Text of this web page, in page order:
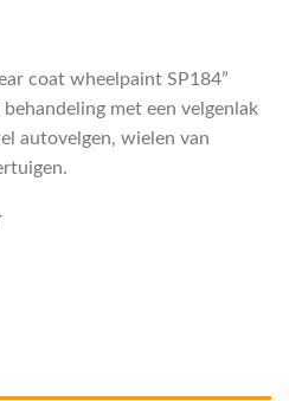
coat wheelpaint SP184”
met een velgenlak
autovelgen, wielen van